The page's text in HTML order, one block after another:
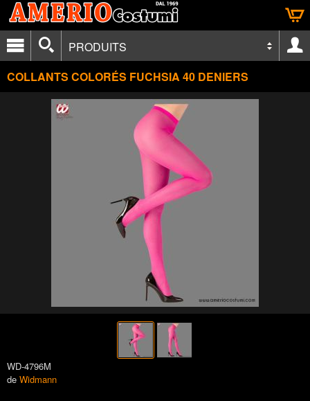
PRODUITS
COLLANTS COLORÉS FUCHSIA 40 DENIERS
WD-4796M
de Widmann